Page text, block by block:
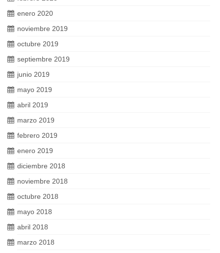
enero 2020
noviembre 2019
octubre 2019
septiembre 2019
junio 2019
mayo 2019
abril 2019
marzo 2019
febrero 2019
enero 2019
diciembre 2018
noviembre 2018
octubre 2018
mayo 2018
abril 2018
marzo 2018